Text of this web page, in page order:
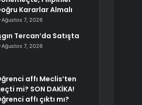
Kararlar Almalı
Ağustos 7, 2026
Tercan’da Satışta
Ağustos 7, 2026
affı Meclis’ten
mi? SON DAKİKA!
affı çıktı mı?